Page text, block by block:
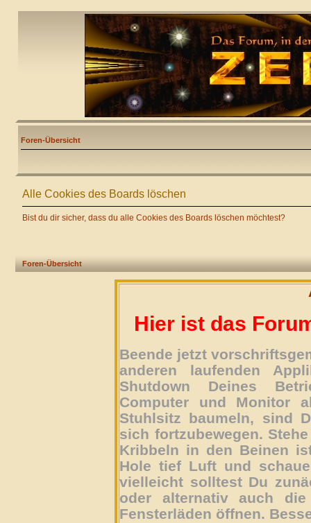
Foren-Übersicht
Alle Cookies des Boards löschen
Bist du dir sicher, dass du alle Cookies des Boards löschen möchtest?
Foren-Übersicht
Hier ist das
Beende jetzt
anderen laufenden
Shutdown Deines
Computer und Monitor
Stuhlsitz baumeln, sind
sich fortzubewegen.
Kribbeln in den Beinen
Hole tief Luft und
vielleicht solltest Du
oder alternativ auch
Fensterläden öffnen.